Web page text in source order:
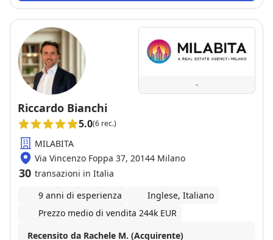
-
Riccardo Bianchi
5.0(6 rec.)
MILABITA
Via Vincenzo Foppa 37, 20144 Milano
30 transazioni in Italia
9 anni di esperienza
Inglese, Italiano
Prezzo medio di vendita 244k EUR
Recensito da Rachele M. (Acquirente)